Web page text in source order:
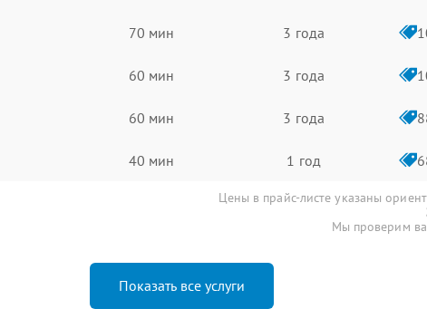
70 мин 3 года
60 мин 3 года
60 мин 3 года
40 мин 1 год
Цены в прайс-листе указаны
Мы проверим
Показать все услуги